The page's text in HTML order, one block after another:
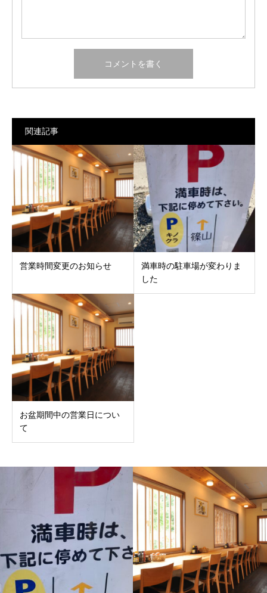
関連記事
営業時間変更のお知らせ
満車時の駐車場が変わりま
した
お盆期間中の営業日につい
て